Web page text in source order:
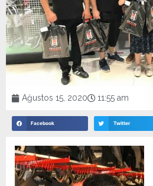
Ağustos 15, 2020 11:55 am
Facebook Twitter